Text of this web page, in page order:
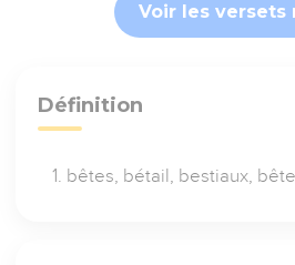
Voir les versets
Définition
bêtes, bétail, bestiaux,